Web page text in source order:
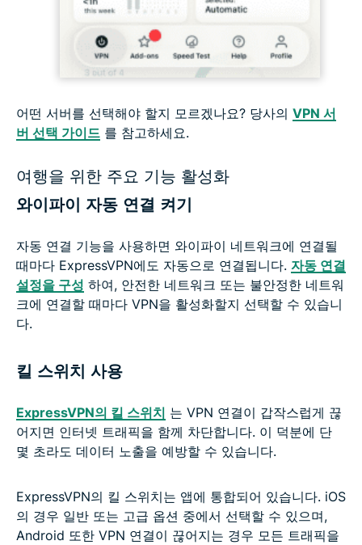
어떤 서버를 선택해야 할지 모르겠나요? 당사의 VPN 서
버 선택 가이드 를 참고하세요.
여행을 위한 주요 기능 활성화
와이파이 자동 연결 켜기
자동 연결 기능을 사용하면 와이파이 네트워크에 연결될
때마다 ExpressVPN에도 자동으로 연결됩니다. 자동 연결
설정을 구성 하여, 안전한 네트워크 또는 불안정한 네트워
크에 연결할 때마다 VPN을 활성화할지 선택할 수 있습니
다.
킬 스위치 사용
ExpressVPN의 킬 스위치 는 VPN 연결이 갑작스럽게 끊
어지면 인터넷 트래픽을 함께 차단합니다. 이 덕분에 단
몇 초라도 데이터 노출을 예방할 수 있습니다.
ExpressVPN의 킬 스위치는 앱에 통합되어 있습니다. iOS
의 경우 일반 또는 고급 옵션 중에서 선택할 수 있으며,
Android 또한 VPN 연결이 끊어지는 경우 모든 트래픽을